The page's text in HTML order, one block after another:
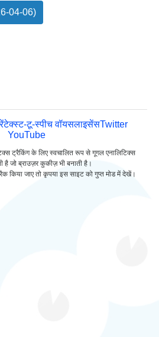
04-06)
टेक्स्ट-टू-स्पीच वॉयसलाइसेंसTwitter
YouTube
ट्रैकिंग के लिए स्वचालित रूप से गूगल एनालिटिक्स
है जो ब्राउज़र कुकीज़ भी बनाती है।
किया जाए तो कृपया इस साइट को गुप्त मोड में देखें।